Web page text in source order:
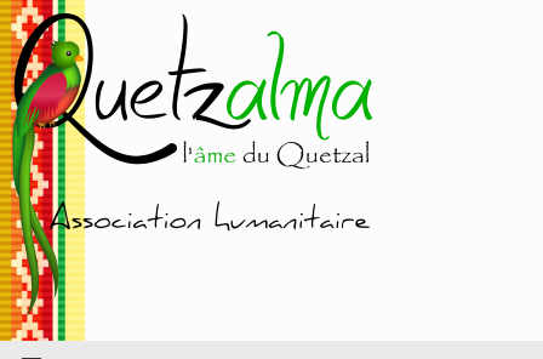
Passer
au
contenu